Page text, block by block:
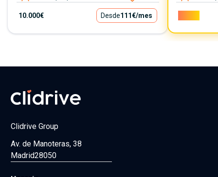
10.000€ Desde111€/mes
Clidrive Group
Av. de Manoteras, 38
Madrid28050